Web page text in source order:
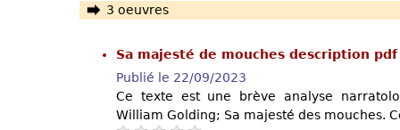
3 oeuvres
Sa majesté de mouches description
Publié le 22/09/2023
Ce texte est une brève analyse
William Golding; Sa majesté des mouches.